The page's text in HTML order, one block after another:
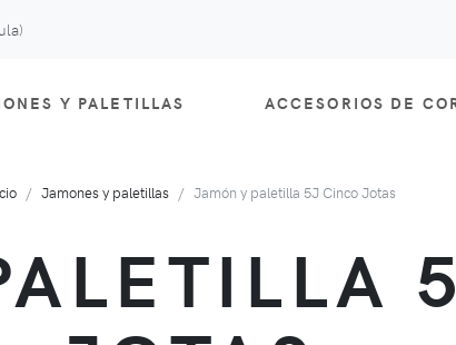
Y PALETILLAS ACCESORIOS DE
Jamones y paletillas Jamón y paletilla 5J Cinco Jotas